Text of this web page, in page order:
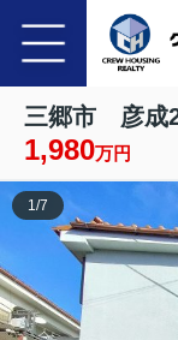
三郷市 彦
1,980万円
1 /7